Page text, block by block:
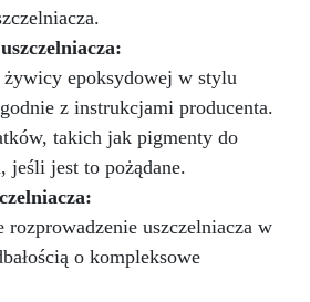
żywicy epoksydowej w stylu
z instrukcjami producenta.
takich jak pigmenty do
jeśli jest to pożądane.
rozprowadzenie uszczelniacza w
o kompleksowe